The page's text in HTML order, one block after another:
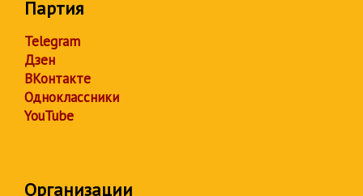
Партия
Telegram
Дзен
ВКонтакте
Одноклассники
YouTube
Организации